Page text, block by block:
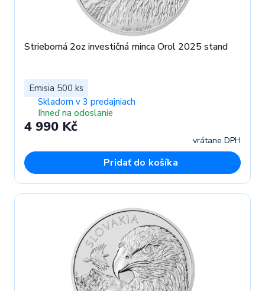
Strieborná 2oz investičná minca Orol 2025 stand
Emisia 500 ks
Skladom v 3 predajniach
Ihneď na odoslanie
4 990 Kč
vrátane DPH
Pridať do košíka